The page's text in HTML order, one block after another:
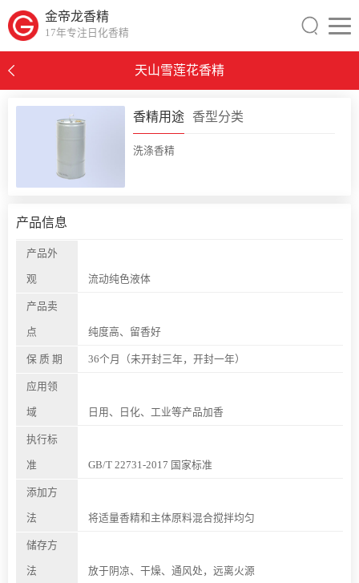
金帝龙香精
17年专注日化香精
天山雪莲花香精
香精用途 香型分类
洗涤香精
产品信息
产品外
观 流动纯色液体
产品卖
点 纯度高、留香好
保 质 期 36个月（未开封三年，开封一年）
应用领
域 日用、日化、工业等产品加香
执行标
准 GB/T 22731-2017 国家标准
添加方
法 将适量香精和主体原料混合搅拌均匀
储存方
法 放于阴凉、干燥、通风处，远离火源